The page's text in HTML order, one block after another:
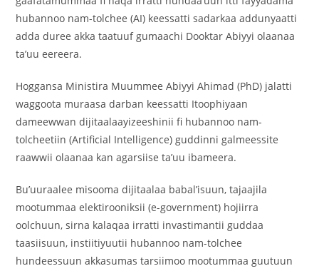
hubannoo nam-tolchee (AI) keessatti sadarkaa addunyaatti
adda duree akka taatuuf gumaachi Dooktar Abiyyi olaanaa
ta’uu eereera.
Hoggansa Ministira Muummee Abiyyi Ahimad (PhD) jalatti
waggoota muraasa darban keessatti Itoophiyaan
dameewwan dijitaalaayizeeshinii fi hubannoo nam-
tolcheetiin (Artificial Intelligence) guddinni galmeessite
raawwii olaanaa kan agarsiise ta’uu ibameera.
Bu’uuraalee misooma dijitaalaa babal’isuun, tajaajila
mootummaa elektirooniksii (e-government) hojiirra
oolchuun, sirna kalaqaa irratti invastimantii guddaa
taasiisuun, instiitiyuutii hubannoo nam-tolchee
hundeessuun akkasumas tarsiimoo mootummaa guutuun